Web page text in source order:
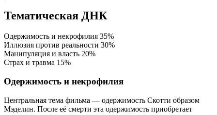
Тематическая ДНК
Одержимость и некрофилия 35%
Иллюзия против реальности 30%
Манипуляция и власть 20%
Страх и травма 15%
Одержимость и некрофилия
Центральная тема фильма — одержимость Скотти образом
Мэделин. После её смерти эта одержимость приобретает